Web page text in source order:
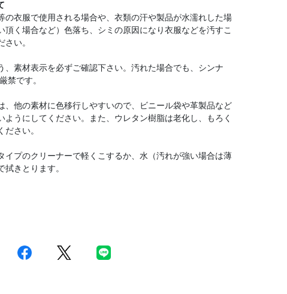
の衣服で使用される場合や、衣類の汗や製品が水濡れした場
頂く場合など）色落ち、シミの原因になり衣服などを汚すこ
さい。
、素材表示を必ずご確認下さい。汚れた場合でも、シンナ
禁です。
、他の素材に色移行しやすいので、ビニール袋や革製品など
ようにしてください。また、ウレタン樹脂は老化し、もろく
ださい。
イプのクリーナーで軽くこするか、水（汚れが強い場合は薄
拭きとります。